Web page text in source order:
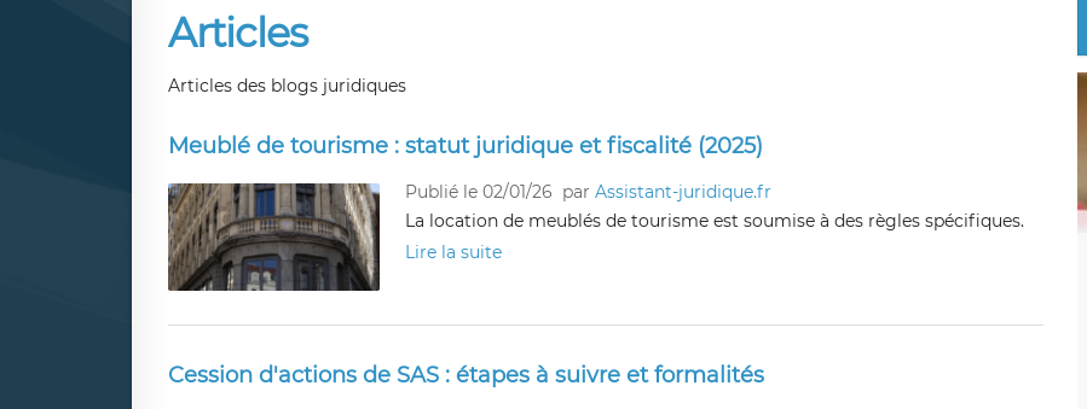
Articles
Articles des blogs juridiques
Meublé de tourisme : statut juridique et fiscalité (2025)
Publié le 02/01/26 par Assistant-juridique.fr
La location de meublés de tourisme est soumise à des règles spécifiques.
Lire la suite
Cession d'actions de SAS : étapes à suivre et formalités